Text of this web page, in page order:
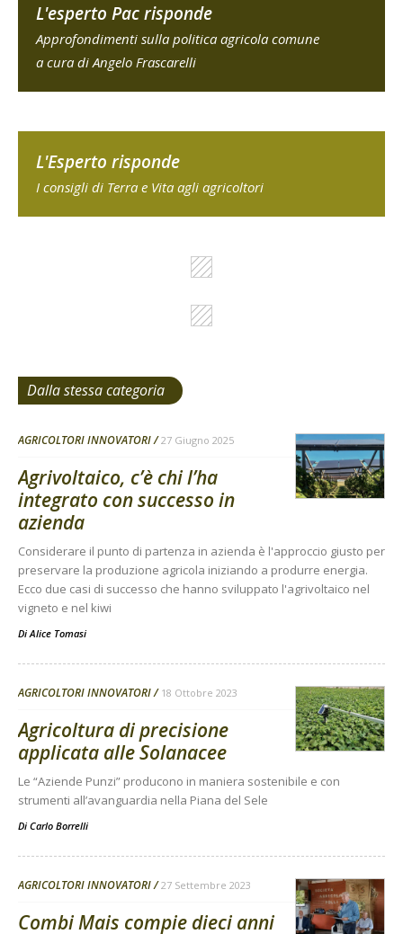
L'esperto Pac risponde
Approfondimenti sulla politica agricola comune
a cura di Angelo Frascarelli
L'Esperto risponde
I consigli di Terra e Vita agli agricoltori
Dalla stessa categoria
AGRICOLTORI INNOVATORI 27 Giugno 2025
Agrivoltaico, c’è chi l’ha
integrato con successo in
azienda
Considerare il punto di partenza in azienda è l'approccio giusto per
preservare la produzione agricola iniziando a produrre energia.
Ecco due casi di successo che hanno sviluppato l'agrivoltaico nel
vigneto e nel kiwi
DiAlice Tomasi
AGRICOLTORI INNOVATORI 18 Ottobre 2023
Agricoltura di precisione
applicata alle Solanacee
Le “Aziende Punzi” producono in maniera sostenibile e con
strumenti all’avanguardia nella Piana del Sele
Di Carlo Borrelli
AGRICOLTORI INNOVATORI 27 Settembre 2023
Combi Mais compie dieci anni